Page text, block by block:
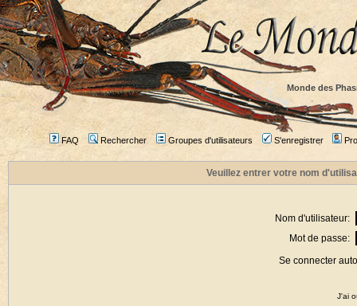
Monde des
FAQ Rechercher Groupes d'utilisateurs S'enregistrer
Veuillez entrer votre nom
Nom d'utilisateur:
Mot de passe:
Se connecter
J'ai